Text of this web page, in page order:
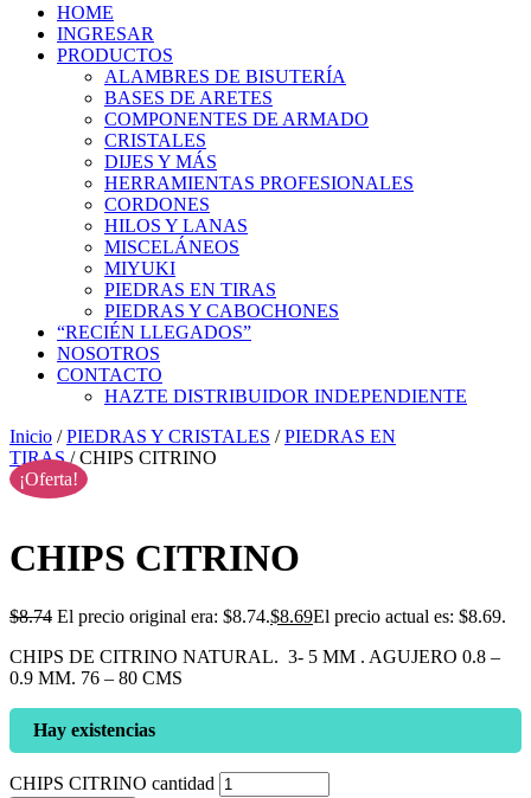
HOME
INGRESAR
PRODUCTOS
ALAMBRES DE BISUTERÍA
BASES DE ARETES
COMPONENTES DE ARMADO
CRISTALES
DIJES Y MÁS
HERRAMIENTAS PROFESIONALES
CORDONES
HILOS Y LANAS
MISCELÁNEOS
MIYUKI
PIEDRAS EN TIRAS
PIEDRAS Y CABOCHONES
“RECIÉN LLEGADOS”
NOSOTROS
CONTACTO
HAZTE DISTRIBUIDOR INDEPENDIENTE
Inicio /PIEDRAS Y CRISTALES /PIEDRAS EN
TIRAS/ CHIPS CITRINO
¡Oferta!
CHIPS CITRINO
$8.74 El precio original era: $8.74.$8.69El precio actual es: $8.69.
CHIPS DE CITRINO NATURAL. 3- 5 MM . AGUJERO 0.8 –
0.9 MM. 76 – 80 CMS
Hay existencias
CHIPS CITRINO cantidad